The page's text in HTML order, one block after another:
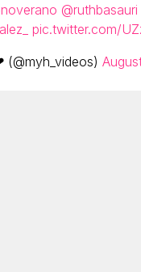
@ruthbasauri
pic.twitter.com/